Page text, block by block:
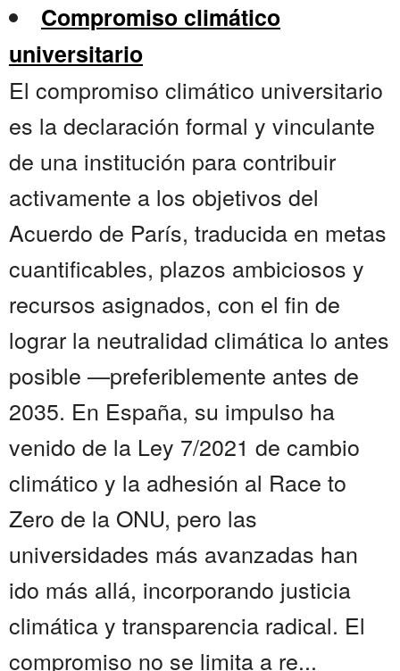
Compromiso climático
universitario
El compromiso climático universitario
es la declaración formal y vinculante
de una institución para contribuir
activamente a los objetivos del
Acuerdo de París, traducida en metas
cuantificables, plazos ambiciosos y
recursos asignados, con el fin de
lograr la neutralidad climática lo antes
posible —preferiblemente antes de
2035. En España, su impulso ha
venido de la Ley 7/2021 de cambio
climático y la adhesión al Race to
Zero de la ONU, pero las
universidades más avanzadas han
ido más allá, incorporando justicia
climática y transparencia radical. El
compromiso no se limita a re...